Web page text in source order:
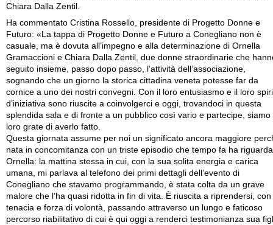
Chiara Dalla Zentil.
Ha commentato Cristina Rossello, presidente di Progetto Donne e
Futuro: «La tappa di Progetto Donne e Futuro a Conegliano non è
casuale, ma è dovuta all’impegno e alla determinazione di Ornella
Gramaccioni e Chiara Dalla Zentil, due donne straordinarie che
seguito insieme, passo dopo passo, l’attività dell’associazione,
sognando che un giorno la storica cittadina veneta potesse far da
cornice a uno dei nostri convegni. Con il loro entusiasmo e il loro
d’iniziativa sono riuscite a coinvolgerci e oggi, trovandoci in questa
splendida sala e di fronte a un pubblico così vario e partecipe, siamo
loro grate di averlo fatto.
Questa giornata assume per noi un significato ancora maggiore
nata in concomitanza con un triste episodio che tempo fa ha
Ornella: la mattina stessa in cui, con la sua solita energia e carica
umana, mi parlava al telefono dei primi dettagli dell’evento di
Conegliano che stavamo programmando, è stata colta da un grave
malore che l’ha quasi ridotta in fin di vita. È riuscita a riprendersi, con
tenacia e forza di volontà, passando attraverso un lungo e faticoso
percorso riabilitativo di cui è qui oggi a renderci testimonianza sua